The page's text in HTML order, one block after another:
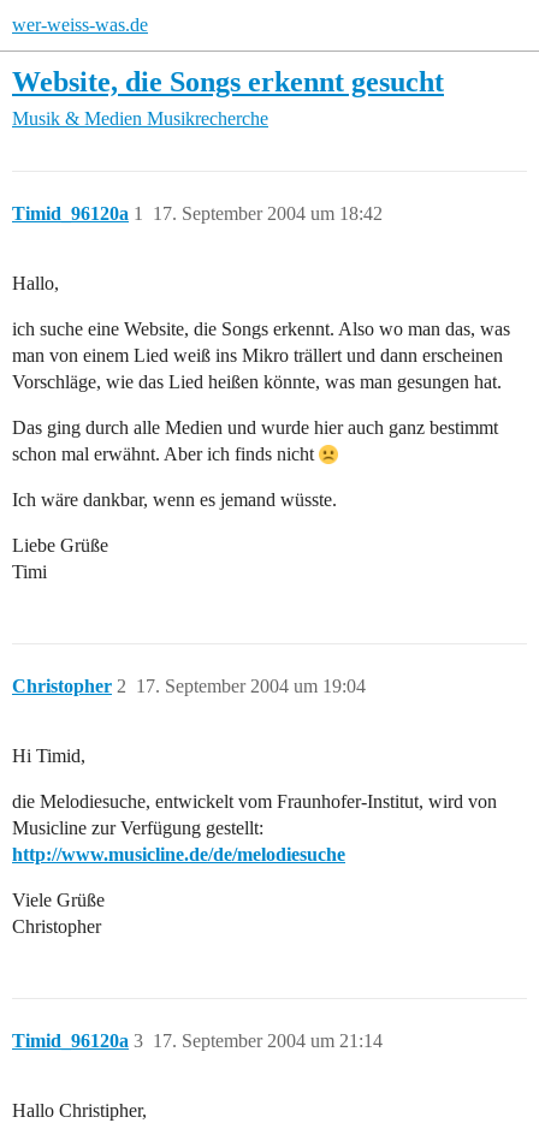
wer-weiss-was.de
Website, die Songs erkennt gesucht
Musik & Medien Musikrecherche
Timid_96120a 17. September 2004 um 18:42
1
Hallo,
ich suche eine Website, die Songs erkennt. Also wo man das, was
man von einem Lied weiß ins Mikro trällert und dann erscheinen
Vorschläge, wie das Lied heißen könnte, was man gesungen hat.
Das ging durch alle Medien und wurde hier auch ganz bestimmt
schon mal erwähnt. Aber ich finds nicht
Ich wäre dankbar, wenn es jemand wüsste.
Liebe Grüße
Timi
Christopher 17. September 2004 um 19:04
2
Hi Timid,
die Melodiesuche, entwickelt vom Fraunhofer-Institut, wird von
Musicline zur Verfügung gestellt:
http://www.musicline.de/de/melodiesuche
Viele Grüße
Christopher
Timid_96120a 17. September 2004 um 21:14
3
Hallo Christipher,